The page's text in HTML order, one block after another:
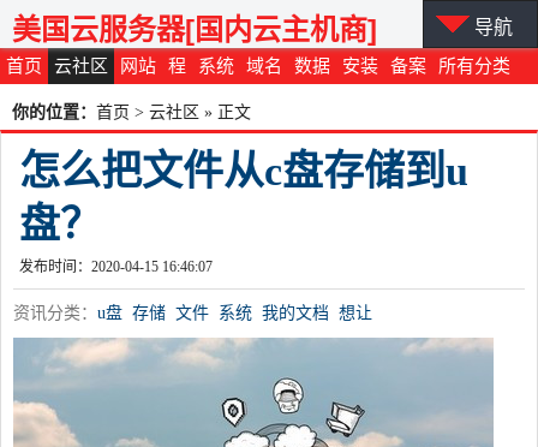
首页 云社区 网站 程 系统 域名 数据 安装 备案 所有分类
美国云服务器[国内云主机商] 导航
你的位置： 首页 > 云社区 » 正文
怎么把文件从c盘存储到u
盘？
发布时间：2020-04-15 16:46:07
资讯分类： u盘 存储 文件 系统 我的文档 想让